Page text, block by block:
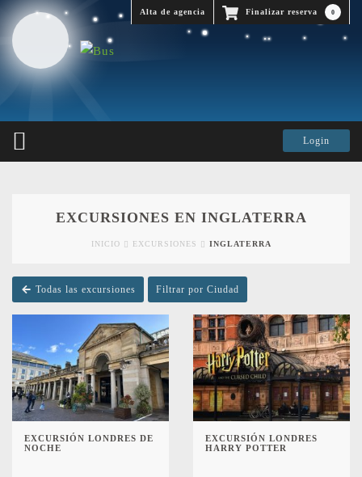
Finalizar reserva 0
Alta de agencia
EXCURSIONES EN INGLATERRA
INICIO EXCURSIONES INGLATERRA
Todas las excursiones Filtrar por Ciudad
EXCURSIÓN LONDRES DE
NOCHE
EXCURSIÓN LONDRES
HARRY POTTER